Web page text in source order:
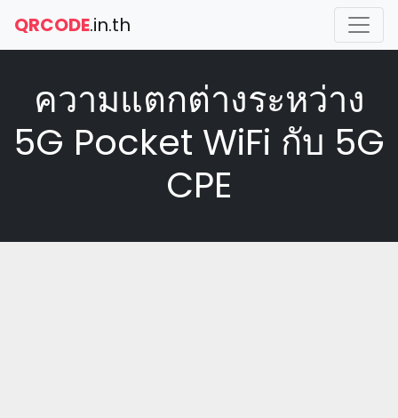
QRCODE.in.th
ความแตกต่างระหว่าง
5G Pocket WiFi กับ 5G
CPE